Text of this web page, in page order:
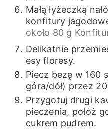
Małą łyżeczką
konfitury
około 80 g
Delikatnie
esy floresy.
Piecz bezę w 160
góra/dół) przez
Przygotuj drugi
pieczenia, połóż
cukrem pudrem.